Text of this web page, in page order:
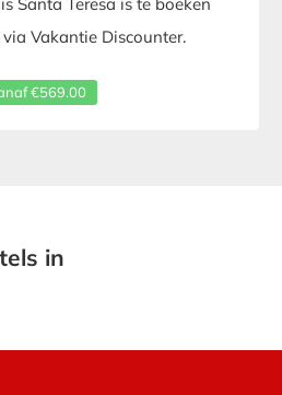
Santa Teresa is te boeken
Vakantie Discounter.
€569.00
in